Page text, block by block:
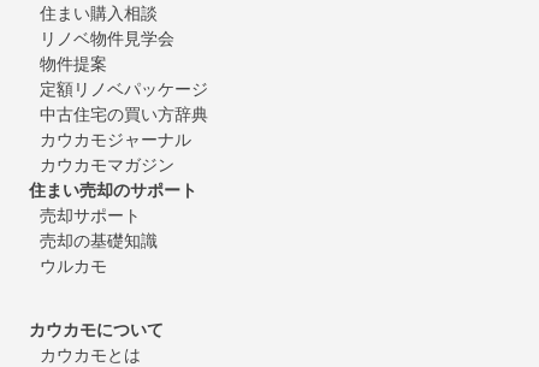
住まい購入相談
リノベ物件見学会
物件提案
定額リノベパッケージ
中古住宅の買い方辞典
カウカモジャーナル
カウカモマガジン
住まい売却のサポート
売却サポート
売却の基礎知識
ウルカモ
カウカモについて
カウカモとは